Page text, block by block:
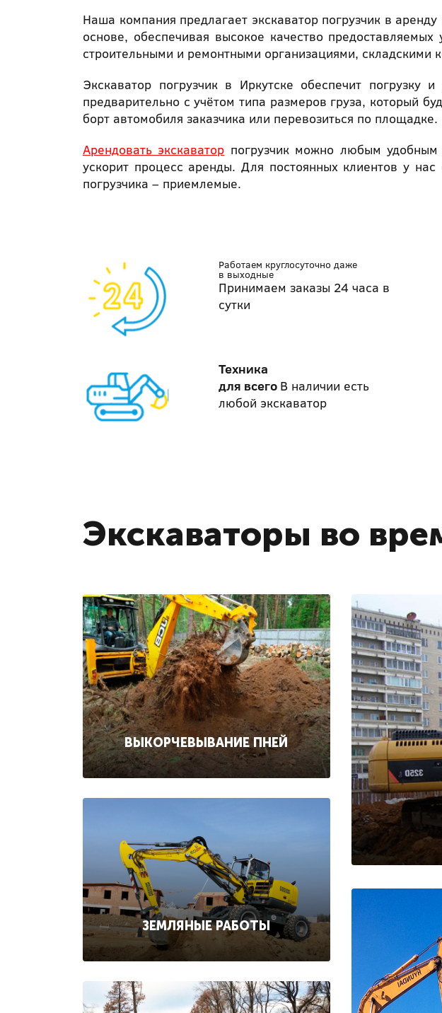
Наша компания предлагает экскаватор погрузчик в
основе, обеспечивая высокое качество
строительными и ремонтными организациями, складскими
Экскаватор погрузчик в Иркутске обеспечит погрузку
предварительно с учётом типа размеров груза, который
борт автомобиля заказчика или перевозиться по площадке.
Арендовать экскаватор погрузчик можно любым
ускорит процесс аренды. Для постоянных клиентов у
погрузчика – приемлемые.
Работаем круглосуточно даже
в выходные
Принимаем заказы 24 часа в
сутки
Техника
для всего В наличии есть
любой экскаватор
Экскаваторы во
ВЫКОРЧЕВЫВАНИЕ ПНЕЙ
ЗЕМЛЯНЫЕ РАБОТЫ